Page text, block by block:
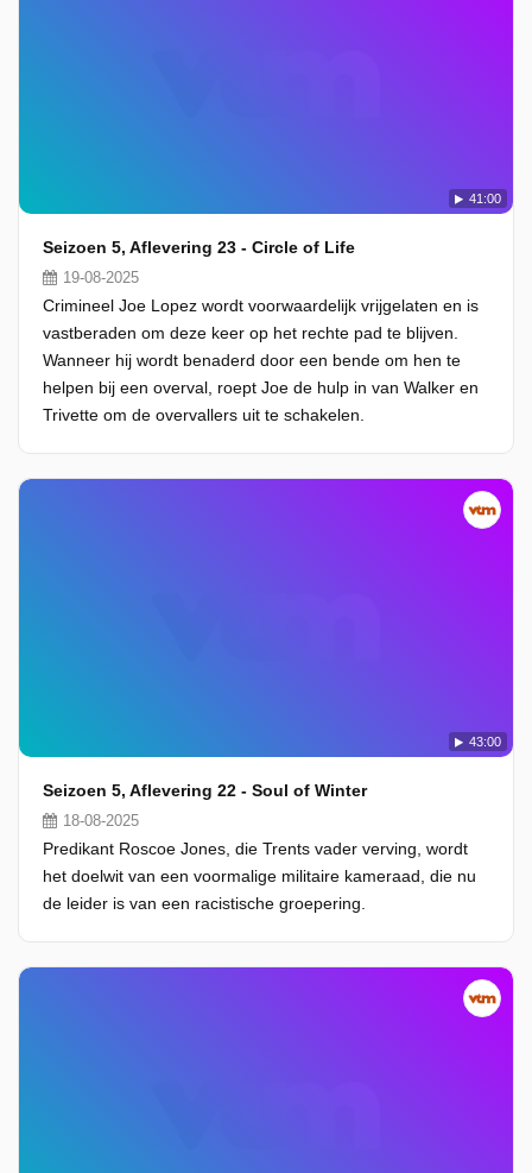
41:00
Seizoen 5, Aflevering 23 - Circle of Life
19-08-2025
Crimineel Joe Lopez wordt voorwaardelijk vrijgelaten en is
vastberaden om deze keer op het rechte pad te blijven.
Wanneer hij wordt benaderd door een bende om hen te
helpen bij een overval, roept Joe de hulp in van Walker en
Trivette om de overvallers uit te schakelen.
43:00
Seizoen 5, Aflevering 22 - Soul of Winter
18-08-2025
Predikant Roscoe Jones, die Trents vader verving, wordt
het doelwit van een voormalige militaire kameraad, die nu
de leider is van een racistische groepering.